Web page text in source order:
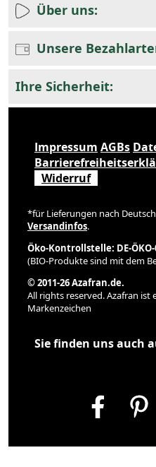
Über uns:
Unsere
Ihre Sicherheit:
Impressum AGBs
Widerruf
*für Lieferungen nach
Versandinfos.
Öko-Kontrollstelle: DE-ÖKO-
(BIO-Produkte sind mit dem
© 2011-26 Azafran.de.
All rights reserved. Azafran ist
Markenzeichen
Sie finden uns auch